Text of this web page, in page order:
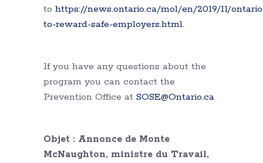
to https://news.ontario.ca/mol/en/2019/11/
to-reward-safe-employers.html.
If you have any questions about the
program you can contact the
Prevention Office at SOSE@Ontario.ca
Objet : Annonce de Monte
McNaughton, ministre du Travail,